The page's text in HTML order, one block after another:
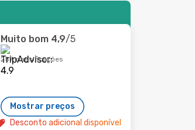
Muito bom 4,9/5
257 classificações
Mostrar preços
Desconto adicional disponível